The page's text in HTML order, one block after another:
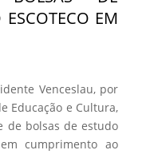
EM
Venceslau, por
Educação e Cultura,
de bolsas de estudo
cumprimento ao